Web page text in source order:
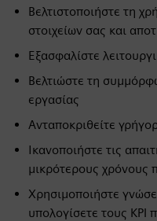
Βελτιστοποιήστε τη
στοιχείων σας και
Εξασφαλίστε
Βελτιώστε τη
εργασίας
Ανταποκριθείτε
Ικανοποιήστε τις
μικρότερους χρόνους
Χρησιμοποιήστε
υπολογίσετε τους KPI